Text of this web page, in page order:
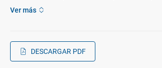
Ver más
DESCARGAR PDF